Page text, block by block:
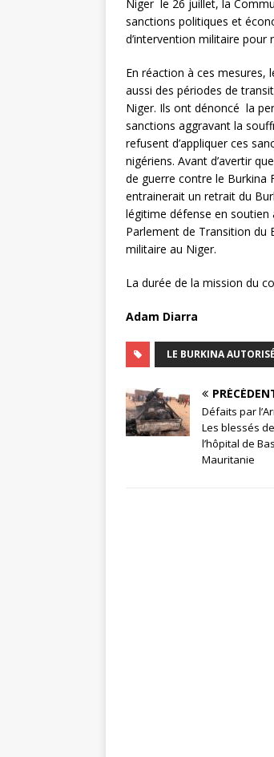
Niger le 26 juillet, la
sanctions politiques et
d’intervention militaire
En réaction à ces mesures,
aussi des périodes de
Niger. Ils ont dénoncé la
sanctions aggravant la
refusent d’appliquer ces
nigériens. Avant d’avertir
de guerre contre le Burkina
entrainerait un retrait du
légitime défense en soutien
Parlement de Transition du
militaire au Niger.
La durée de la mission du
Adam Diarra
LE BURKINA
Défaits par
Les blessés
l’hôpital de
Mauritanie